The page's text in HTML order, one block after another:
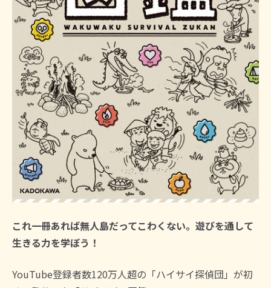
これ一冊あれば無人島だってこわくない。遊びを通して
生きる力を学ぼう！
YouTube登録者数120万人超の「ハイサイ探偵団」が初